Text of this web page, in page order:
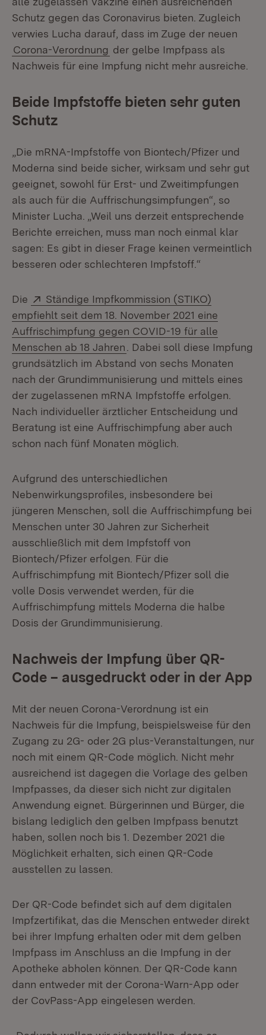
Schutz gegen das Coronavirus bieten. Zugleich
verwies Lucha darauf, dass im Zuge der neuen
Corona-Verordnung der gelbe Impfpass als
Nachweis für eine Impfung nicht mehr ausreiche.
Beide Impfstoffe bieten sehr guten
Schutz
„Die mRNA-Impfstoffe von Biontech/Pfizer und
Moderna sind beide sicher, wirksam und sehr gut
geeignet, sowohl für Erst- und Zweitimpfungen
als auch für die Auffrischungsimpfungen“, so
Minister Lucha. „Weil uns derzeit entsprechende
Berichte erreichen, muss man noch einmal klar
sagen: Es gibt in dieser Frage keinen vermeintlich
besseren oder schlechteren Impfstoff.“
Die Extern:
Ständige Impfkommission (STIKO)
empfiehlt seit dem 18. November 2021 eine
Auffrischimpfung gegen COVID-19 für alle
Menschen ab 18 Jahren (Öffnet in neuem Fenster)
. Dabei soll diese Impfung
grundsätzlich im Abstand von sechs Monaten
nach der Grundimmunisierung und mittels eines
der zugelassenen mRNA Impfstoffe erfolgen.
Nach individueller ärztlicher Entscheidung und
Beratung ist eine Auffrischimpfung aber auch
schon nach fünf Monaten möglich.
Aufgrund des unterschiedlichen
Nebenwirkungsprofiles, insbesondere bei
jüngeren Menschen, soll die Auffrischimpfung bei
Menschen unter 30 Jahren zur Sicherheit
ausschließlich mit dem Impfstoff von
Biontech/Pfizer erfolgen. Für die
Auffrischimpfung mit Biontech/Pfizer soll die
volle Dosis verwendet werden, für die
Auffrischimpfung mittels Moderna die halbe
Dosis der Grundimmunisierung.
Nachweis der Impfung über QR-
Code – ausgedruckt oder in der App
Mit der neuen Corona-Verordnung ist ein
Nachweis für die Impfung, beispielsweise für den
Zugang zu 2G- oder 2G plus-Veranstaltungen, nur
noch mit einem QR-Code möglich. Nicht mehr
ausreichend ist dagegen die Vorlage des gelben
Impfpasses, da dieser sich nicht zur digitalen
Anwendung eignet. Bürgerinnen und Bürger, die
bislang lediglich den gelben Impfpass benutzt
haben, sollen noch bis 1. Dezember 2021 die
Möglichkeit erhalten, sich einen QR-Code
ausstellen zu lassen.
Der QR-Code befindet sich auf dem digitalen
Impfzertifikat, das die Menschen entweder direkt
bei ihrer Impfung erhalten oder mit dem gelben
Impfpass im Anschluss an die Impfung in der
Apotheke abholen können. Der QR-Code kann
dann entweder mit der Corona-Warn-App oder
der CovPass-App eingelesen werden.